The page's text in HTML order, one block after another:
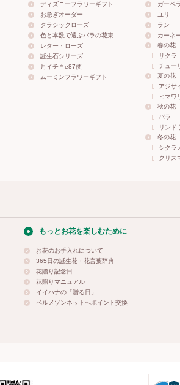
ディズニーフラワーギフト
お急ぎオーダー
クラシックローズ
色と本数で選ぶバラの花束
レター・ローズ
誕生石シリーズ
月イチ＊e87便
ムーミンフラワーギフト
ガーベラ
ユリ
ラン
カーネ
春の花
サクラ
チュー
夏の花
アジサ
ヒマワ
秋の花
バラ
リンド
冬の花
シクラ
クリス
もっとお花を楽しむために
お花のお手入れについて
365日の誕生花・花言葉辞典
花贈り記念日
花贈りマニュアル
イイハナの「贈る日」
ベルメゾンネットへポイント交換